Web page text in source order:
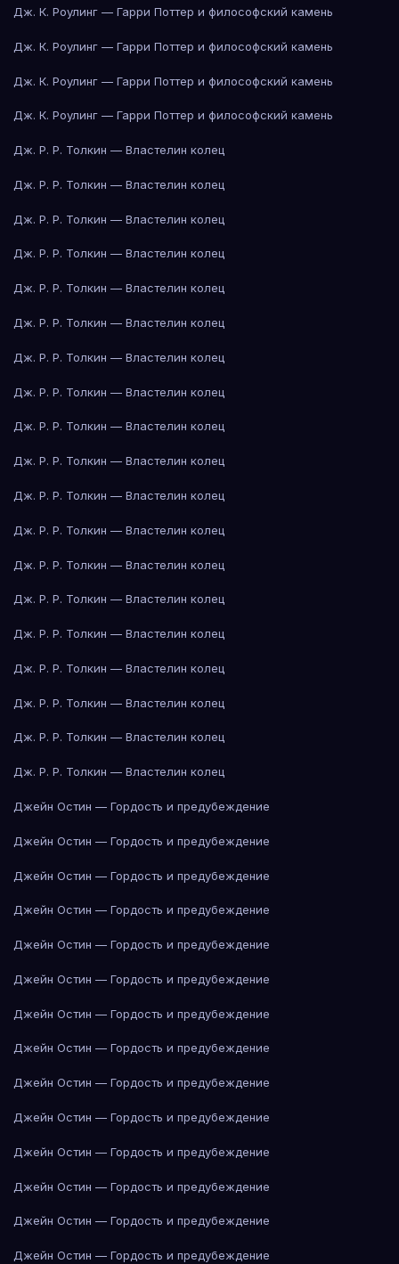
Дж. К. Роулинг — Гарри Поттер и философский камень
Дж. К. Роулинг — Гарри Поттер и философский камень
Дж. К. Роулинг — Гарри Поттер и философский камень
Дж. К. Роулинг — Гарри Поттер и философский камень
Дж. Р. Р. Толкин — Властелин колец
Дж. Р. Р. Толкин — Властелин колец
Дж. Р. Р. Толкин — Властелин колец
Дж. Р. Р. Толкин — Властелин колец
Дж. Р. Р. Толкин — Властелин колец
Дж. Р. Р. Толкин — Властелин колец
Дж. Р. Р. Толкин — Властелин колец
Дж. Р. Р. Толкин — Властелин колец
Дж. Р. Р. Толкин — Властелин колец
Дж. Р. Р. Толкин — Властелин колец
Дж. Р. Р. Толкин — Властелин колец
Дж. Р. Р. Толкин — Властелин колец
Дж. Р. Р. Толкин — Властелин колец
Дж. Р. Р. Толкин — Властелин колец
Дж. Р. Р. Толкин — Властелин колец
Дж. Р. Р. Толкин — Властелин колец
Дж. Р. Р. Толкин — Властелин колец
Дж. Р. Р. Толкин — Властелин колец
Дж. Р. Р. Толкин — Властелин колец
Джейн Остин — Гордость и предубеждение
Джейн Остин — Гордость и предубеждение
Джейн Остин — Гордость и предубеждение
Джейн Остин — Гордость и предубеждение
Джейн Остин — Гордость и предубеждение
Джейн Остин — Гордость и предубеждение
Джейн Остин — Гордость и предубеждение
Джейн Остин — Гордость и предубеждение
Джейн Остин — Гордость и предубеждение
Джейн Остин — Гордость и предубеждение
Джейн Остин — Гордость и предубеждение
Джейн Остин — Гордость и предубеждение
Джейн Остин — Гордость и предубеждение
Джейн Остин — Гордость и предубеждение